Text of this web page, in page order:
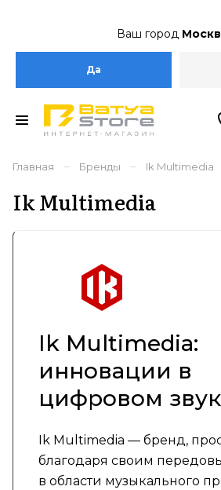
Ваш город
Да
Главная – Бренды – Ik Multimedia
Ik Multimedia
Ik Multimedia:
инновации в
цифровом
Ik Multimedia — бренд,
благодаря своим
в области музыкального